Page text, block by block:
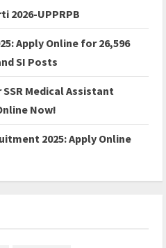
2026-UPPRPB
Apply Online for 26,596
SI Posts
Medical Assistant
Now!
2025: Apply Online